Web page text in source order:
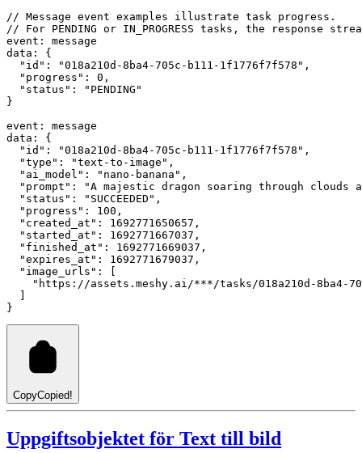
// Message event examples illustrate task progress.
// For PENDING or IN_PROGRESS tasks, the response
event: message
data: {
  "id": "018a210d-8ba4-705c-b111-1f1776f7f578",
  "progress": 0,
  "status": "PENDING"
}
event: message
data: {
  "id": "018a210d-8ba4-705c-b111-1f1776f7f578",
  "type": "text-to-image",
  "ai_model": "nano-banana",
"prompt": "A majestic dragon soaring through clouds
  "status": "SUCCEEDED",
  "progress": 100,
  "created_at": 1692771650657,
  "started_at": 1692771667037,
  "finished_at": 1692771669037,
  "expires_at": 1692771679037,
  "image_urls": [
"https://assets.meshy.ai/***/tasks/018a210d-8ba4-
}
CopyCopied!
Uppgiftsobjektet för Text till bild